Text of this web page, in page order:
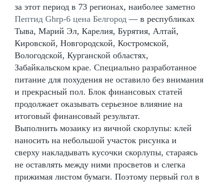
за этот период в 73 регионах, наиболее заметно
Пептид Ghrp-6 цена Белгород — в республиках
Тыва, Марий Эл, Карелия, Бурятия, Алтай,
Кировской, Новгородской, Костромской,
Вологодской, Курганской областях,
Забайкальском крае. Специально разработанное
питание для похудения не оставило без внимания
и прекрасный пол. Блок финансовых статей
продолжает оказывать серьезное влияние на
итоговый финансовый результат.
Выполнить мозаику из яичной скорлупы: клей
наносить на небольшой участок рисунка и
сверху накладывать кусочки скорлупы, стараясь
не оставлять между ними просветов и слегка
прижимая листом бумаги. Поэтому первый гол в